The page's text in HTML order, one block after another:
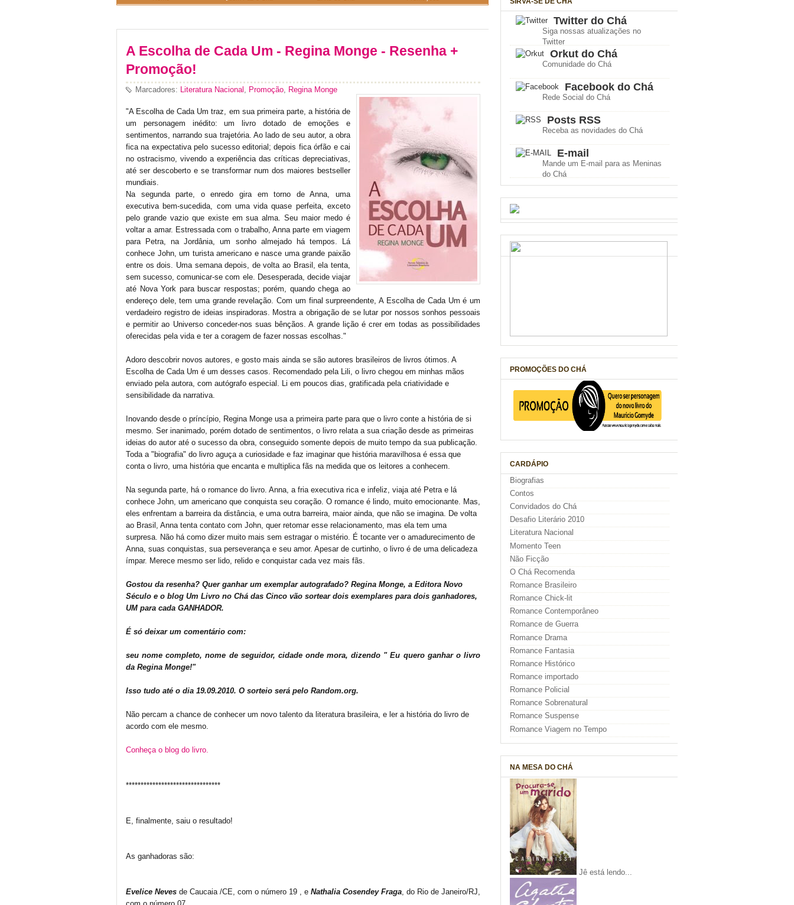
A Escolha de Cada Um - Regina Monge - Resenha +
Promoção!
Marcadores: Literatura Nacional Promoção Regina Monge
"A Escolha de Cada Um traz, em sua primeira parte, a história de
um personagem inédito: um livro dotado de emoções e
sentimentos, narrando sua trajetória. Ao lado de seu autor, a obra
fica na expectativa pelo sucesso editorial; depois fica órfão e cai
no ostracismo, vivendo a experiência das críticas depreciativas,
até ser descoberto e se transformar num dos maiores bestseller
mundiais.
Na segunda parte, o enredo gira em torno de Anna, uma
executiva bem-sucedida, com uma vida quase perfeita, exceto
pelo grande vazio que existe em sua alma. Seu maior medo é
voltar a amar. Estressada com o trabalho, Anna parte em viagem
para Petra, na Jordânia, um sonho almejado há tempos. Lá
conhece John, um turista americano e nasce uma grande paixão
entre os dois. Uma semana depois, de volta ao Brasil, ela tenta,
sem sucesso, comunicar-se com ele. Desesperada, decide viajar
até Nova York para buscar respostas; porém, quando chega ao
endereço dele, tem uma grande revelação. Com um final surpreendente, A Escolha de Cada Um é um
verdadeiro registro de ideias inspiradoras. Mostra a obrigação de se lutar por nossos sonhos pessoais
e permitir ao Universo conceder-nos suas bênçãos. A grande lição é crer em todas as possibilidades
oferecidas pela vida e ter a coragem de fazer nossas escolhas."
Adoro descobrir novos autores, e gosto mais ainda se são autores brasileiros de livros ótimos. A
Escolha de Cada Um é um desses casos. Recomendado pela Lili, o livro chegou em minhas mãos
enviado pela autora, com autógrafo especial. Li em poucos dias, gratificada pela criatividade e
sensibilidade da narrativa.
Inovando desde o príncípio, Regina Monge usa a primeira parte para que o livro conte a história de si
mesmo. Ser inanimado, porém dotado de sentimentos, o livro relata a sua criação desde as primeiras
ideias do autor até o sucesso da obra, conseguido somente depois de muito tempo da sua publicação.
Toda a "biografia" do livro aguça a curiosidade e faz imaginar que história maravilhosa é essa que
conta o livro, uma história que encanta e multiplica fãs na medida que os leitores a conhecem.
Na segunda parte, há o romance do livro. Anna, a fria executiva rica e infeliz, viaja até Petra e lá
conhece John, um americano que conquista seu coração. O romance é lindo, muito emocionante. Mas,
eles enfrentam a barreira da distância, e uma outra barreira, maior ainda, que não se imagina. De volta
ao Brasil, Anna tenta contato com John, quer retomar esse relacionamento, mas ela tem uma
surpresa. Não há como dizer muito mais sem estragar o mistério. É tocante ver o amadurecimento de
Anna, suas conquistas, sua perseverança e seu amor. Apesar de curtinho, o livro é de uma delicadeza
ímpar. Merece mesmo ser lido, relido e conquistar cada vez mais fãs.
Gostou da resenha? Quer ganhar um exemplar autografado? Regina Monge, a Editora Novo
Século e o blog Um Livro no Chá das Cinco vão sortear dois exemplares para dois ganhadores,
UM para cada GANHADOR.
É só deixar um comentário com:
seu nome completo, nome de seguidor, cidade onde mora, dizendo " Eu quero ganhar o livro
da Regina Monge!"
Isso tudo até o dia 19.09.2010. O sorteio será pelo Random.org.
Não percam a chance de conhecer um novo talento da literatura brasileira, e ler a história do livro de
acordo com ele mesmo.
Conheça o blog do livro.
********************************
E, finalmente, saiu o resultado!
As ganhadoras são:
Evelice Neves de Caucaia /CE, com o número 19 , e Nathalia Cosendey Fraga , do Rio de Janeiro/RJ,
Twitter do Chá
Siga nossas atualizações no
Twitter
Orkut do Chá
Comunidade do Chá
Facebook do Chá
Rede Social do Chá
Posts RSS
Receba as novidades do Chá
E-mail
Mande um E-mail para as Meninas
do Chá
PROMOÇÕES DO CHÁ
CARDÁPIO
Biografias
Contos
Convidados do Chá
Desafio Literário 2010
Literatura Nacional
Momento Teen
Não Ficção
O Chá Recomenda
Romance Brasileiro
Romance Chick-lit
Romance Contemporâneo
Romance de Guerra
Romance Drama
Romance Fantasia
Romance Histórico
Romance importado
Romance Policial
Romance Sobrenatural
Romance Suspense
Romance Viagem no Tempo
NA MESA DO CHÁ
Jê está lendo...